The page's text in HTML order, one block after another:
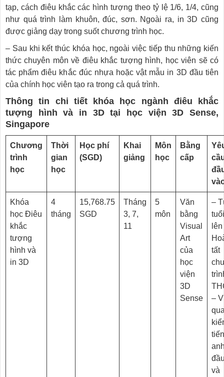
tạp, cách điêu khắc các hình tượng theo tỷ lệ 1/6, 1/4, cũng
như quá trình làm khuôn, đúc, sơn. Ngoài ra, in 3D cũng
được giảng dạy trong suốt chương trình học.
– Sau khi kết thúc khóa học, ngoài việc tiếp thu những kiến
thức chuyên môn về điêu khắc tượng hình, học viên sẽ có
tác phẩm điêu khắc đúc nhựa hoặc vật mẫu in 3D đầu tiên
của chính học viên tạo ra trong cả quá trình.
Thông tin chi tiết khóa học ngành điêu khắc
tượng hình và in 3D tại học viện 3D Sense,
Singapore
Chương
trình
học
Thời
gian
học
Học phí
(SGD)
Khai
giảng
Môn
học
Bằng
cấp
Khóa
học Điêu
khắc
tượng
hình và
in 3D
4
tháng
15,768.75
SGD
Tháng
3, 7,
11
5
môn
Văn
bằng
Visual
Art
của
học
viện
3D
Sense
–
tất
–
và